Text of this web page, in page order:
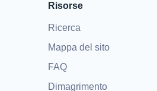
Risorse
Ricerca
Mappa del sito
FAQ
Dimagrimento